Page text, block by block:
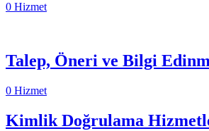
0 Hizmet
Talep, Öneri ve Bilgi
0 Hizmet
Kimlik Doğrulama